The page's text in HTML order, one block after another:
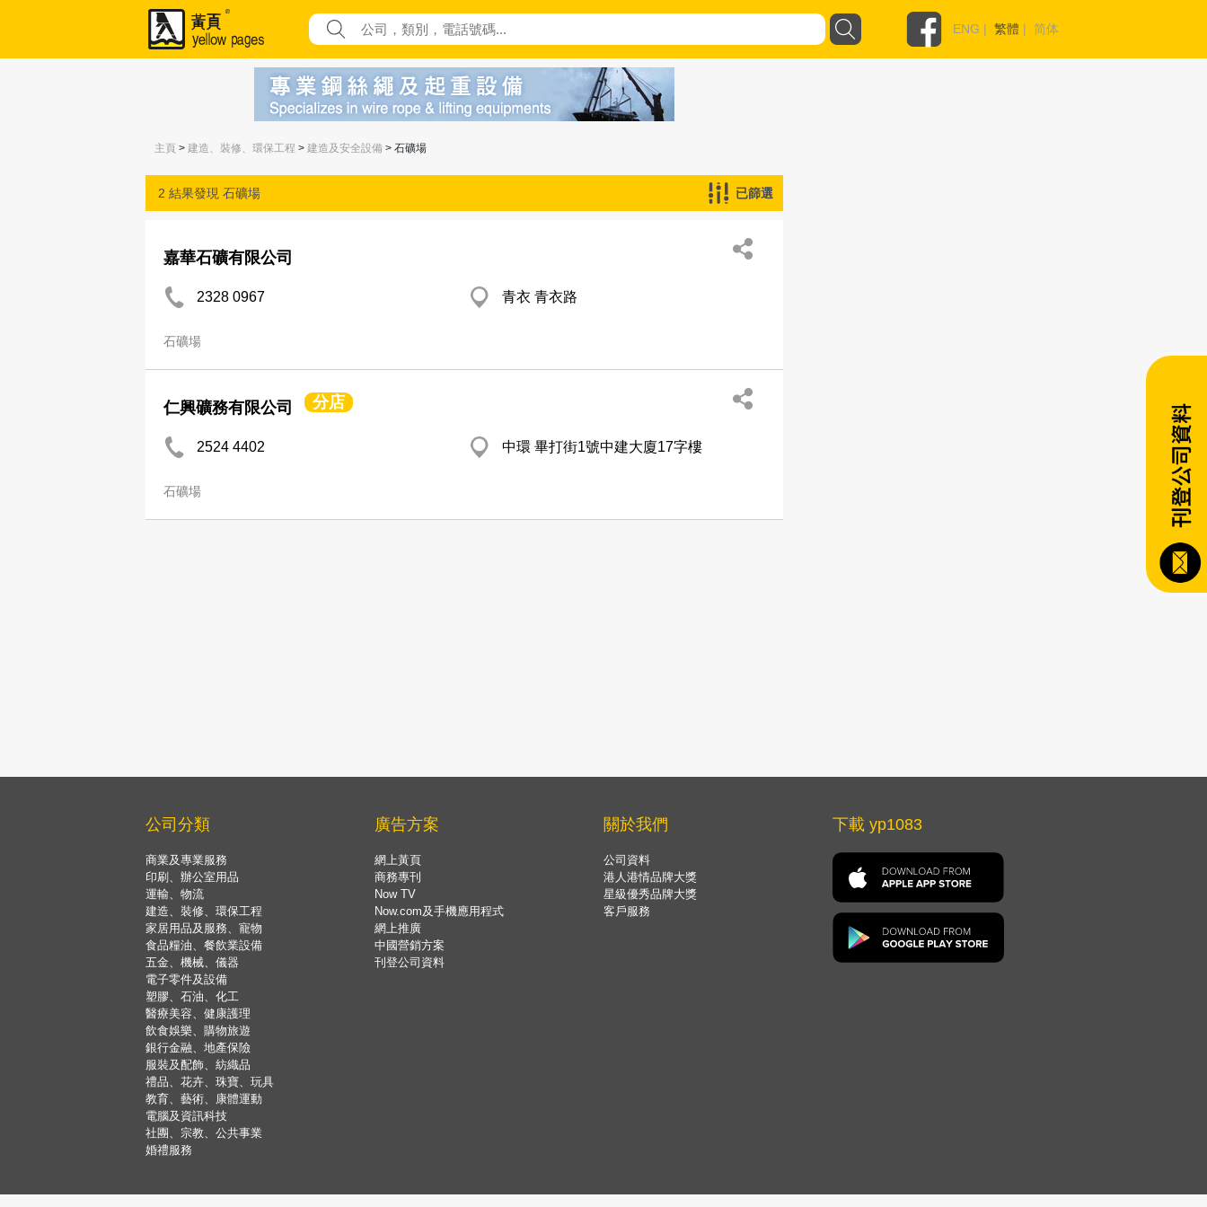
ENG | 繁體 | 简体
主頁 > 建造、裝修、環保工程 > 建造及安全設備 > 石礦場
2 結果發現 石礦場 已篩選
嘉華石礦有限公司
2328 0967 青衣 青衣路
石礦場
仁興礦務有限公司 分店
2524 4402 中環 畢打街1號中建大廈17字樓
石礦場
公司分類
商業及專業服務
印刷、辦公室用品
運輸、物流
建造、裝修、環保工程
家居用品及服務、寵物
食品糧油、餐飲業設備
五金、機械、儀器
電子零件及設備
塑膠、石油、化工
醫療美容、健康護理
飲食娛樂、購物旅遊
銀行金融、地產保險
服裝及配飾、紡織品
禮品、花卉、珠寶、玩具
教育、藝術、康體運動
電腦及資訊科技
社團、宗教、公共事業
婚禮服務
廣告方案
網上黃頁
商務專刊
Now TV
Now.com及手機應用程式
網上推廣
中國營銷方案
刊登公司資料
關於我們
公司資料
港人港情品牌大獎
星級優秀品牌大獎
客戶服務
下載 yp1083